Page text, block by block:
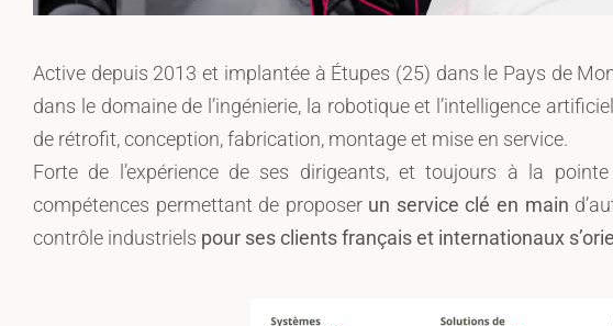
Active depuis 2013 et implantée à Étupes (25) dans le Pays de
dans le domaine de l’ingénierie, la robotique et l’intelligence
de rétrofit, conception, fabrication, montage et mise en service.
Forte de l’expérience de ses dirigeants, et toujours à la
compétences permettant de proposer un service clé en main
contrôle industriels pour ses clients français et internationaux